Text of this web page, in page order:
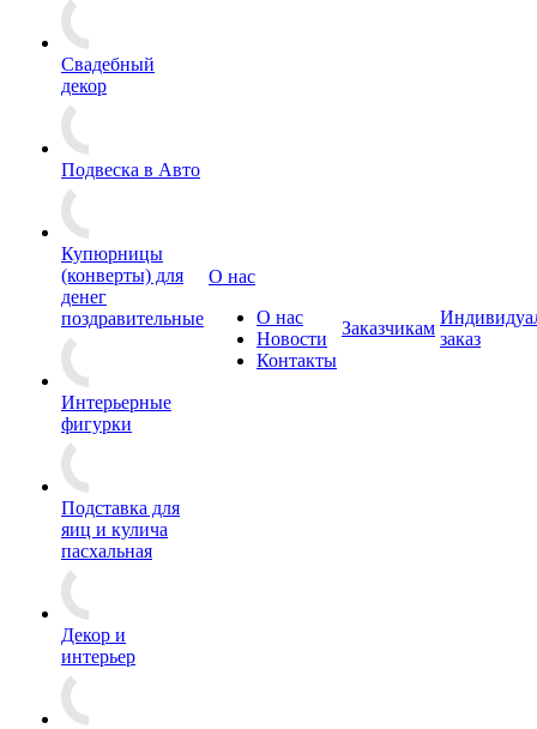
Свадебный
декор
Подвеска в Авто
Купюрницы
(конверты) для
денег
поздравительные
Интерьерные
фигурки
Подставка для
яиц и кулича
пасхальная
Декор и
интерьер
О нас
О нас
Новости
Контакты
Заказчикам
заказ